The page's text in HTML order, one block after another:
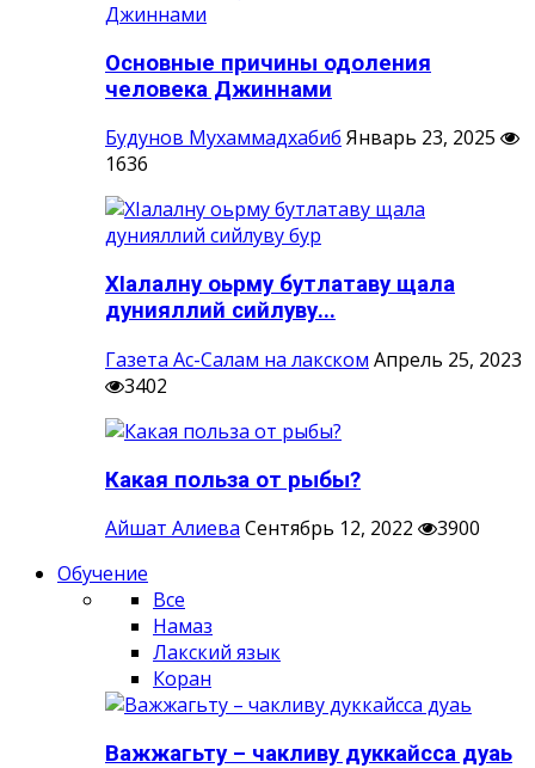
Основные причины одоления
человека Джиннами
Будунов Мухаммадхабиб Январь 23, 2025
1636
ХIалалну оьрму бутлатаву щала
дунияллий сийлуву...
Газета Ас-Салам на лакском Апрель 25, 2023
3402
Какая польза от рыбы?
Айшат Алиева Сентябрь 12, 2022
3900
Обучение
Все
Намаз
Лакский язык
Коран
Важжагьту – чакливу дуккайсса дуаь